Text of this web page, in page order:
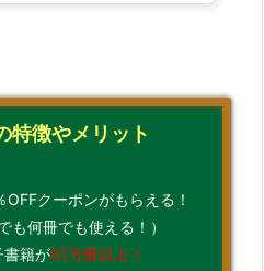
特徴やメリット
クーポンがもらえる！
も何冊でも使える！）
書籍が91万冊以上！